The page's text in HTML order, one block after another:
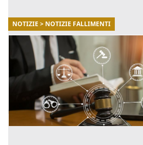
NOTIZIE > NOTIZIE FALLIMENTI
13/11/2025
Guida completa alle aste
(2025)
Come funzionano, dove trovarle